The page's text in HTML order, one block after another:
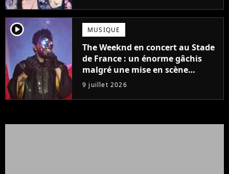
player2 MUSIQUE
The Weeknd en concert au Stade
de France : un énorme gâchis
malgré une mise en scène
colossale
9 juillet 2026